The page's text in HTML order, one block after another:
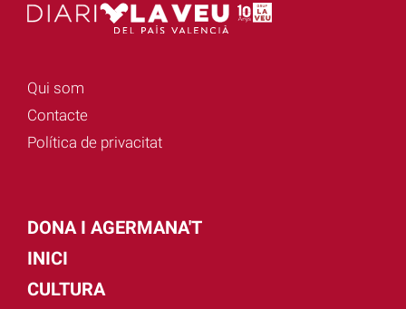
Qui som
Contacte
Política de privacitat
DONA I AGERMANA'T
INICI
CULTURA